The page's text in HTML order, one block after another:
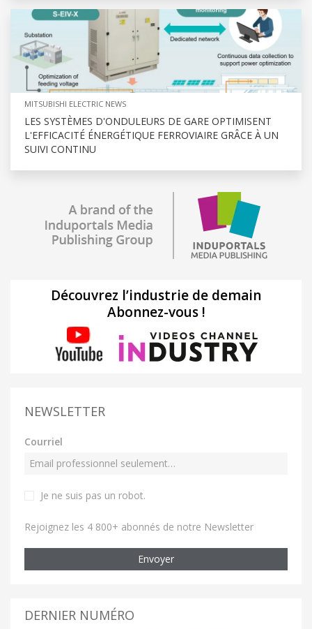
MITSUBISHI ELECTRIC NEWS
LES SYSTÈMES D'ONDULEURS DE GARE OPTIMISENT
L'EFFICACITÉ ÉNERGÉTIQUE FERROVIAIRE GRÂCE À UN
SUIVI CONTINU
Découvrez l’industrie de demain
Abonnez-vous !
NEWSLETTER
Courriel
Je ne suis pas un robot.
Rejoignez les 4 800+ abonnés de notre Newsletter
Envoyer
DERNIER NUMÉRO